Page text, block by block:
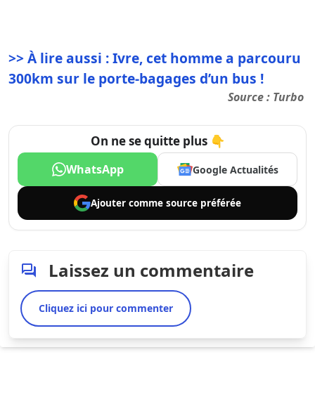
>> À lire aussi : Ivre, cet homme a parcouru
300km sur le porte-bagages d’un bus !
Source : Turbo
On ne se quitte plus 👇
WhatsApp Google Actualités
Ajouter comme source préférée
Laissez un commentaire
Cliquez ici pour commenter